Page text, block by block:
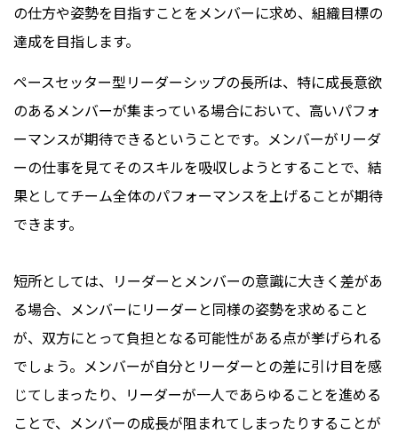
の仕方や姿勢を目指すことをメンバーに求め、組織目標の
達成を目指します。
ペースセッター型リーダーシップの長所は、特に成長意欲
のあるメンバーが集まっている場合において、高いパフォ
ーマンスが期待できるということです。メンバーがリーダ
ーの仕事を見てそのスキルを吸収しようとすることで、結
果としてチーム全体のパフォーマンスを上げることが期待
できます。
短所としては、リーダーとメンバーの意識に大きく差があ
る場合、メンバーにリーダーと同様の姿勢を求めること
が、双方にとって負担となる可能性がある点が挙げられる
でしょう。メンバーが自分とリーダーとの差に引け目を感
じてしまったり、リーダーが一人であらゆることを進める
ことで、メンバーの成長が阻まれてしまったりすることが